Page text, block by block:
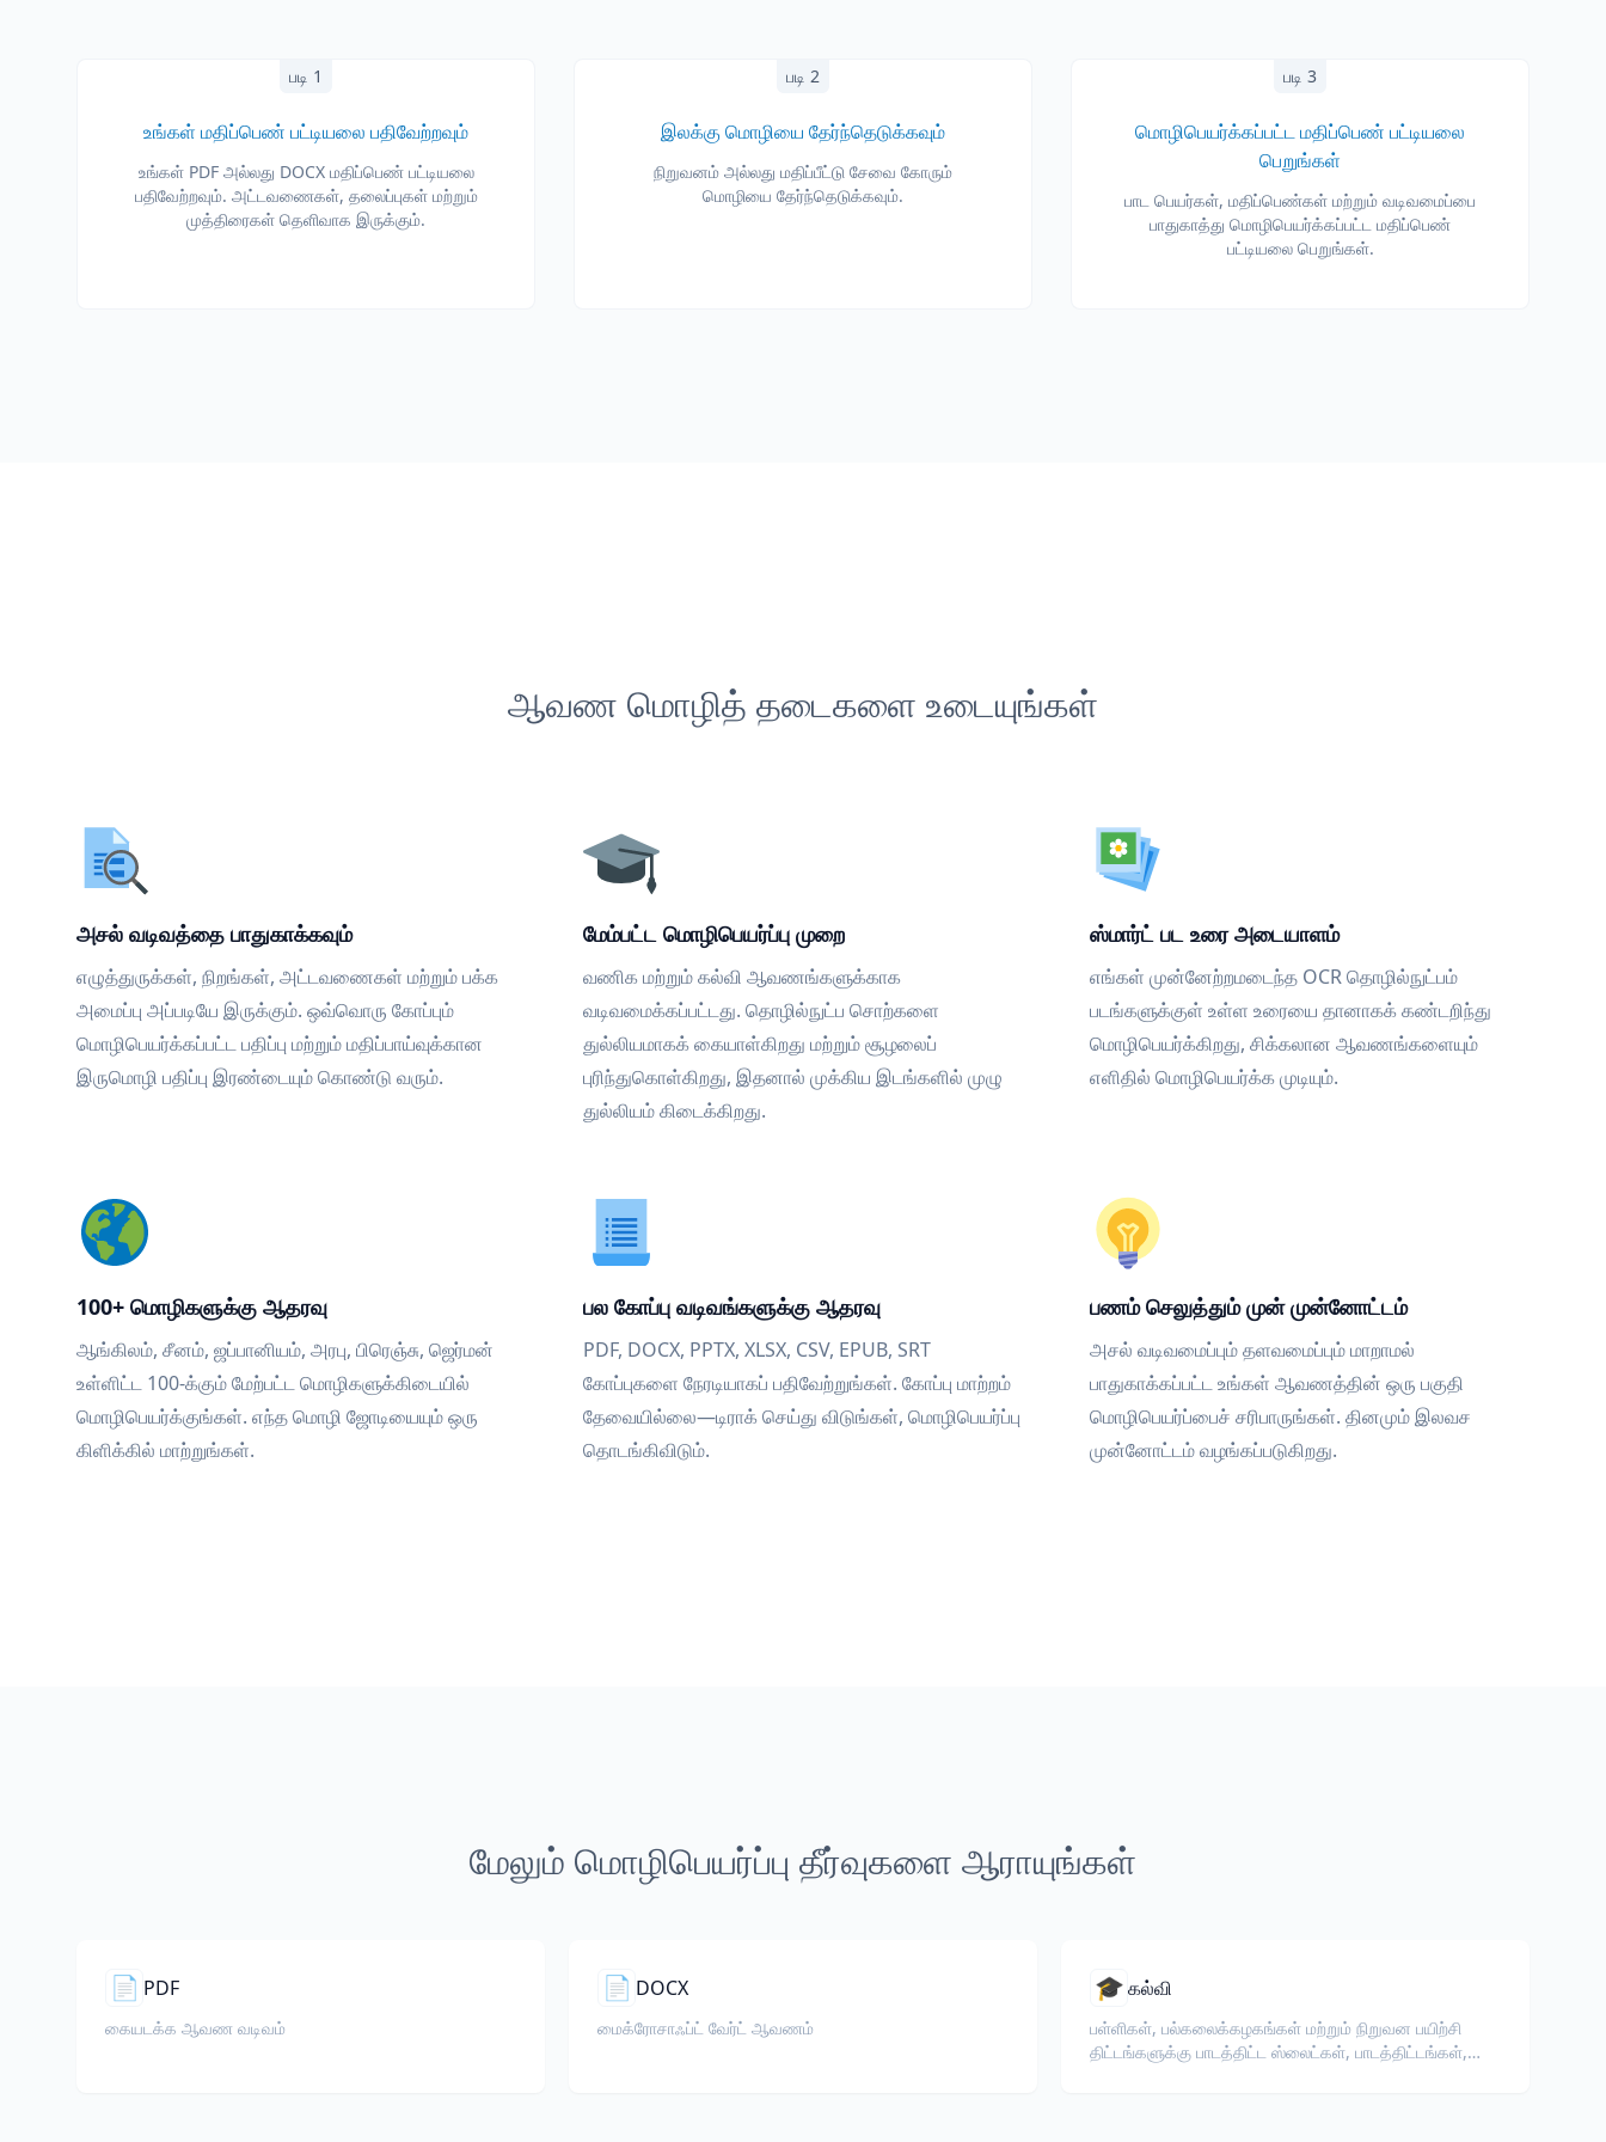
படி 1
உங்கள் மதிப்பெண் பட்டியலை பதிவேற்றவும்
உங்கள் PDF அல்லது DOCX மதிப்பெண் பட்டியலை
பதிவேற்றவும். அட்டவணைகள், தலைப்புகள் மற்றும்
முத்திரைகள் தெளிவாக இருக்கும்.
படி 2
இலக்கு மொழியை தேர்ந்தெடுக்கவும்
நிறுவனம் அல்லது மதிப்பீட்டு சேவை கோரும்
மொழியை தேர்ந்தெடுக்கவும்.
படி 3
மொழிபெயர்க்கப்பட்ட மதிப்பெண் பட்டியலை
பெறுங்கள்
பாட பெயர்கள், மதிப்பெண்கள் மற்றும் வடிவமைப்பை
பாதுகாத்து மொழிபெயர்க்கப்பட்ட மதிப்பெண்
பட்டியலை பெறுங்கள்.
ஆவண மொழித் தடைகளை உடையுங்கள்
அசல் வடிவத்தை பாதுகாக்கவும்
எழுத்துருக்கள், நிறங்கள், அட்டவணைகள் மற்றும் பக்க
அமைப்பு அப்படியே இருக்கும். ஒவ்வொரு கோப்பும்
மொழிபெயர்க்கப்பட்ட பதிப்பு மற்றும் மதிப்பாய்வுக்கான
இருமொழி பதிப்பு இரண்டையும் கொண்டு வரும்.
மேம்பட்ட மொழிபெயர்ப்பு முறை
வணிக மற்றும் கல்வி ஆவணங்களுக்காக
வடிவமைக்கப்பட்டது. தொழில்நுட்ப சொற்களை
துல்லியமாகக் கையாள்கிறது மற்றும் சூழலைப்
புரிந்துகொள்கிறது, இதனால் முக்கிய இடங்களில் முழு
துல்லியம் கிடைக்கிறது.
ஸ்மார்ட் பட உரை அடையாளம்
எங்கள் முன்னேற்றமடைந்த OCR தொழில்நுட்பம்
படங்களுக்குள் உள்ள உரையை தானாகக் கண்டறிந்து
மொழிபெயர்க்கிறது, சிக்கலான ஆவணங்களையும்
எளிதில் மொழிபெயர்க்க முடியும்.
100+ மொழிகளுக்கு ஆதரவு
ஆங்கிலம், சீனம், ஜப்பானியம், அரபு, பிரெஞ்சு, ஜெர்மன்
உள்ளிட்ட 100-க்கும் மேற்பட்ட மொழிகளுக்கிடையில்
மொழிபெயர்க்குங்கள். எந்த மொழி ஜோடியையும் ஒரு
கிளிக்கில் மாற்றுங்கள்.
பல கோப்பு வடிவங்களுக்கு ஆதரவு
PDF, DOCX, PPTX, XLSX, CSV, EPUB, SRT
கோப்புகளை நேரடியாகப் பதிவேற்றுங்கள். கோப்பு மாற்றம்
தேவையில்லை—டிராக் செய்து விடுங்கள், மொழிபெயர்ப்பு
தொடங்கிவிடும்.
பணம் செலுத்தும் முன் முன்னோட்டம்
அசல் வடிவமைப்பும் தளவமைப்பும் மாறாமல்
பாதுகாக்கப்பட்ட உங்கள் ஆவணத்தின் ஒரு பகுதி
மொழிபெயர்ப்பைச் சரிபாருங்கள். தினமும் இலவச
முன்னோட்டம் வழங்கப்படுகிறது.
மேலும் மொழிபெயர்ப்பு தீர்வுகளை ஆராயுங்கள்
📄 PDF
கையடக்க ஆவண வடிவம்
📄 DOCX
மைக்ரோசாஃப்ட் வேர்ட் ஆவணம்
🎓கல்வி
பள்ளிகள், பல்கலைக்கழகங்கள் மற்றும் நிறுவன பயிற்சி
திட்டங்களுக்கு பாடத்திட்ட ஸ்லைட்கள், பாடத்திட்டங்கள்,